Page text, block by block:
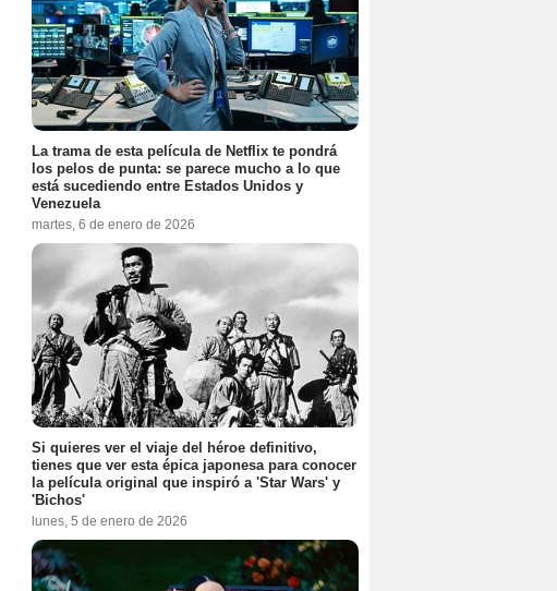
La trama de esta película de Netflix te pondrá
los pelos de punta: se parece mucho a lo que
está sucediendo entre Estados Unidos y
Venezuela
martes, 6 de enero de 2026
Si quieres ver el viaje del héroe definitivo,
tienes que ver esta épica japonesa para conocer
la película original que inspiró a 'Star Wars' y
'Bichos'
lunes, 5 de enero de 2026